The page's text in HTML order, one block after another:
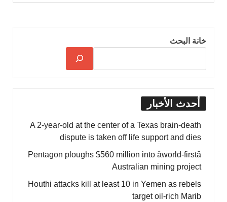
خانة البحث
أحدث الأخبار
A 2-year-old at the center of a Texas brain-death
dispute is taken off life support and dies
Pentagon ploughs $560 million into âworld-firstâ
Australian mining project
Houthi attacks kill at least 10 in Yemen as rebels
target oil-rich Marib